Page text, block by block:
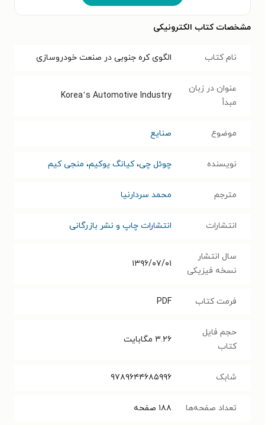
مشخصات کتاب الکترونیکی
نام کتاب الگوی کره جنوبی در صنعت خودروسازی
عنوان در زبان
مبدأ
Korea’s Automotive Industry
موضوع صنایع
نویسنده چوئل چی،کیانگ یوکیم، منجی کیم
مترجم محمد سردارنیا
انتشارات انتشارات چاپ و نشر بازرگانی
سال انتشار
نسخه فیزیکی
۱۳۹۶/۰۷/۰۱
فرمت کتاب PDF
حجم فایل
کتاب
۳.۲۶ مگابایت
شابک ۹۷۸۹۶۴۴۶۸۵۹۹۶
تعداد صفحه‌ها ۱۸۸ صفحه